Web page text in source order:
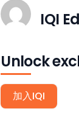
IQI
Unlock
加入IQI